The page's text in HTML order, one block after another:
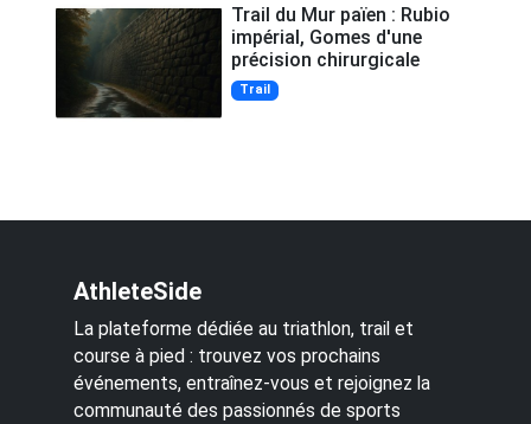
Trail du Mur païen : Rubio
impérial, Gomes d'une
précision chirurgicale
Trail
AthleteSide
La plateforme dédiée au triathlon, trail et
course à pied : trouvez vos prochains
événements, entraînez-vous et rejoignez la
communauté des passionnés de sports